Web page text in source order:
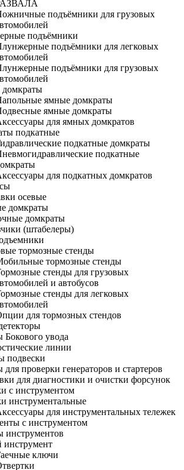
подъёмники для грузовых
подъёмники
подъёмники для легковых
подъёмники для грузовых
ямные домкраты
ямные домкраты
для ямных домкратов
подкатные
подкатные домкраты
подкатные
для подкатных домкратов
осевые
домкраты
домкраты
(штабелеры)
тормозные стенды
тормозные стенды
стенды для грузовых
и автобусов
стенды для легковых
для тормозных стендов
Бокового увода
линии
подвески
проверки генераторов и стартеров
для диагностики и очистки форсунок
с инструментом
инструментальные
для инструментальных тележек
с инструментом
инструментов
инструмент
ключи